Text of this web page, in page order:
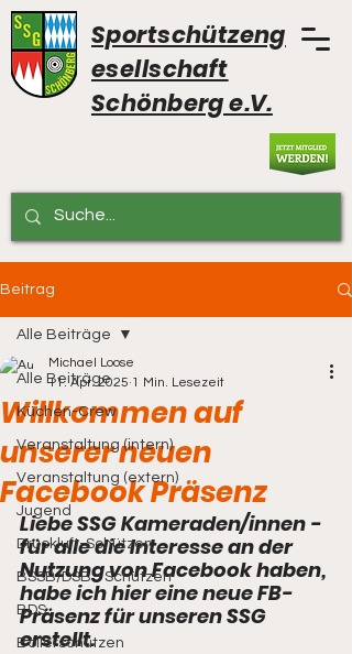
Sportschützeng
esellschaft
Schönberg e.V.
Beitrag
Alle Beiträge
Küchen-Crew
Veranstaltung (intern)
Veranstaltung (extern)
Jugend
Druckluft-Schützen
BSSB/DSB - Schützen
BDS
Böllerschützen
Alle Beiträge
Willkommen auf
unserer neuen
Facebook Präsenz
Michael Loose
11. Apr. 2025 1 Min. Lesezeit
Liebe SSG Kameraden/innen -
für alle die Interesse an der
Nutzung von Facebook haben,
habe ich hier eine neue FB-
Präsenz für unseren SSG
erstellt.